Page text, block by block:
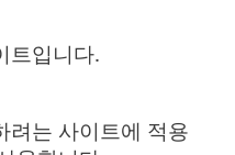
트입니다.
려는 사이트에 적용